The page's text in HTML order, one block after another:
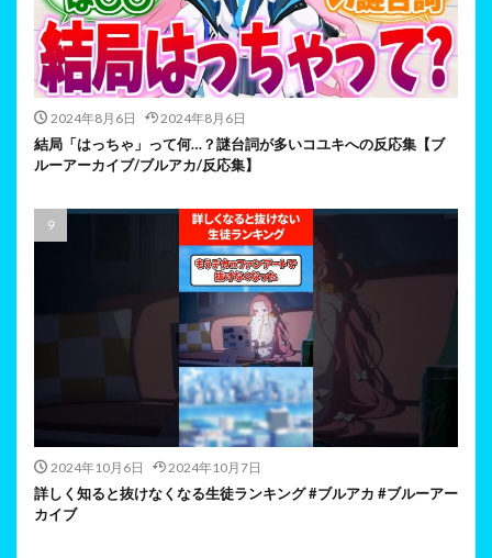
2024年8月6日 2024年8月6日
結局「はっちゃ」って何…？謎台詞が多いコユキへの反応集【ブ
ルーアーカイブ/ブルアカ/反応集】
2024年10月6日 2024年10月7日
詳しく知ると抜けなくなる生徒ランキング #ブルアカ #ブルーアー
カイブ